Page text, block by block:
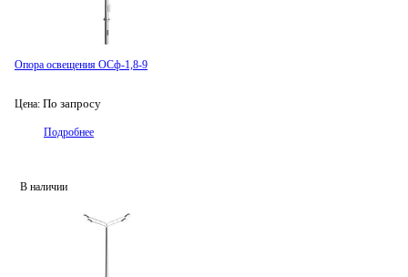
Опора освещения ОСф-1,8-9
Цена: По запросу
Подробнее
В наличии